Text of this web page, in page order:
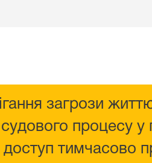
загрози
процесу у
доступ тимчасово